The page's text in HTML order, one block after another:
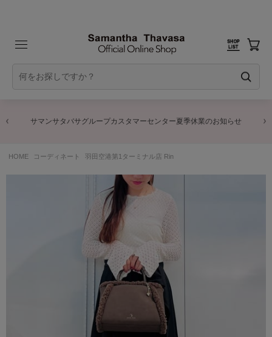
サマンサタバサグループカスタマーセンター夏季休業のお知らせ
HOME コーディネート 羽田空港第1ターミナル店 Rin